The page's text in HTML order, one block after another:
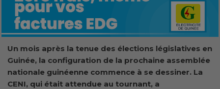
Un mois après la tenue des élections législatives en
Guinée, la configuration de la prochaine assemblée
nationale guinéenne commence à se dessiner. La
CENI, qui était attendue au tournant, a